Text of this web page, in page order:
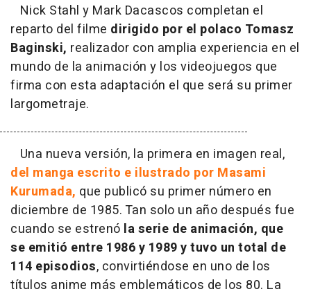
Nick Stahl y Mark Dacascos completan el
reparto del filme dirigido por el polaco Tomasz
Baginski, realizador con amplia experiencia en el
mundo de la animación y los videojuegos que
firma con esta adaptación el que será su primer
largometraje.
Una nueva versión, la primera en imagen real,
del manga escrito e ilustrado por Masami
Kurumada, que publicó su primer número en
diciembre de 1985. Tan solo un año después fue
cuando se estrenó la serie de animación, que
se emitió entre 1986 y 1989 y tuvo un total de
114 episodios, convirtiéndose en uno de los
títulos anime más emblemáticos de los 80. La